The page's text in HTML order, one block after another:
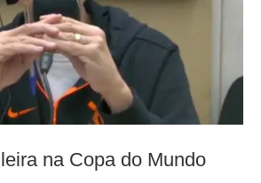
na Copa do Mundo